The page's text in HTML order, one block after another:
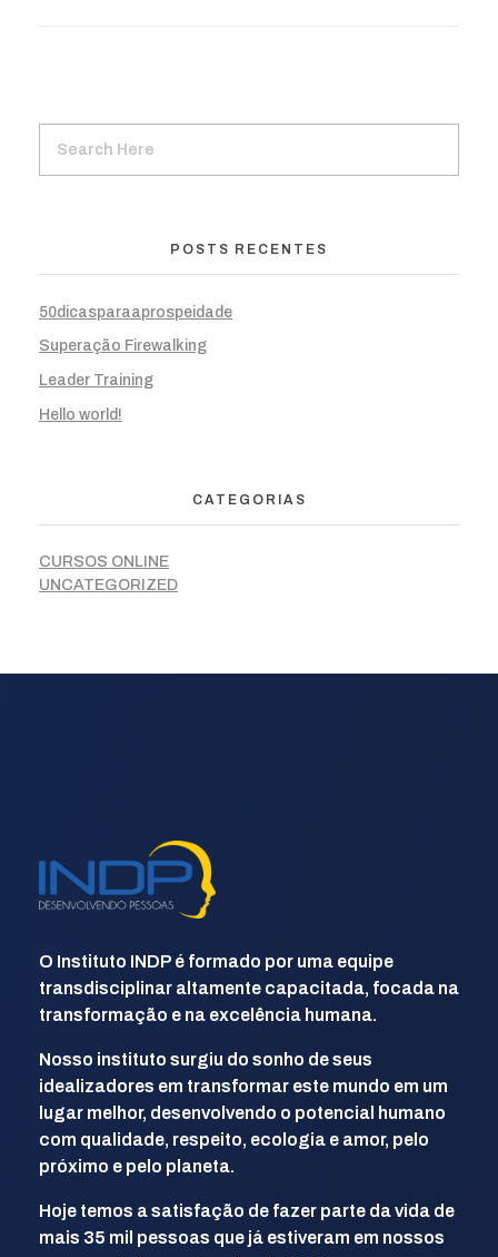
POSTS RECENTES
50dicasparaaprospeidade
Superação Firewalking
Leader Training
Hello world!
CATEGORIAS
CURSOS ONLINE
UNCATEGORIZED
O Instituto INDP é formado por uma equipe
transdisciplinar altamente capacitada, focada na
transformação e na excelência humana.
Nosso instituto surgiu do sonho de seus
idealizadores em transformar este mundo em um
lugar melhor, desenvolvendo o potencial humano
com qualidade, respeito, ecologia e amor, pelo
próximo e pelo planeta.
Hoje temos a satisfação de fazer parte da vida de
mais 35 mil pessoas que já estiveram em nossos